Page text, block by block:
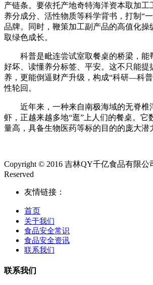
产链条。要依托产地奇特海洋资本取加工
养分成分、活性物质等科学背书，打制“
品牌。同时，鞭策加工副产品的高值化操
取绿色成长。
科普是毗连尝试室取餐桌的桥梁，能
好坏、读懂养分标签、平安。这不只能提
养，更能倒逼财产升级，构成“科研—科
性轮回。
近年来，一种来自南极海域的无脊
虾，正越来越多地“逛”上人们的餐桌。它
量高，具备生物医药等标的目的的庞大潜
Copyright © 2016 吉林QY千亿食品有限公
Reserved
友情链接：
首页
关于我们
食品安全常识
食品安全资讯
联系我们
联系我们